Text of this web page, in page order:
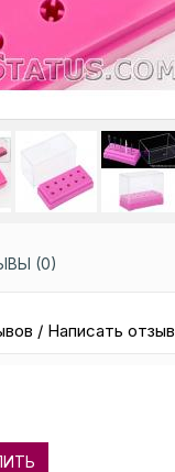
(0)
/ Написать отзыв